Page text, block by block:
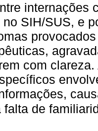
internações
SIH/SUS, e
com
falta de